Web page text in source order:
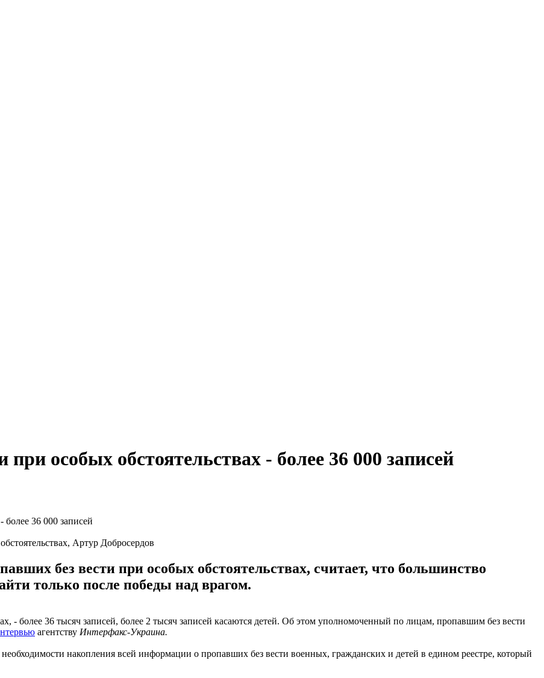
особых обстоятельствах - более 36 000 записей
Артур Добросердов
без вести при особых обстоятельствах, считает, что большинство
только после победы над врагом.
- более 36 тысяч записей, более 2 тысяч записей касаются детей. Об этом уполномоченный по лицам, пропавшим без вести
агентству Интерфакс-Украина.
накопления всей информации о пропавших без вести военных, гражданских и детей в едином реестре, который